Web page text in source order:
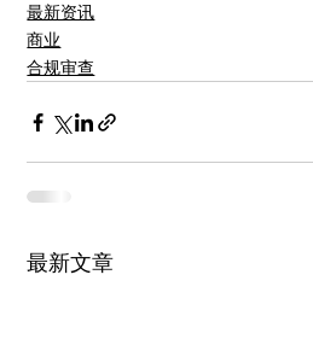
最新资讯
商业
合规审查
最新文章